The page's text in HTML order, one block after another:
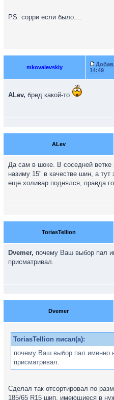
PS: сорри если было....
mkovalevskiy
14:49
ALev, бред какой-то
ALev
Да сам в шоке. В соседней ветке
назиму 15" в качестве шин, а тут
еще холивар поднялся, правда
ToriasTellion
Dvemer, почему Ваш выбор пал
присматривал.
Dvemer
ToriasTellion писал(а):
почему Ваш выбор пал именно
присматривал.
Сделал так отсортировал по
185/65 R15 шип, имеющиеся в